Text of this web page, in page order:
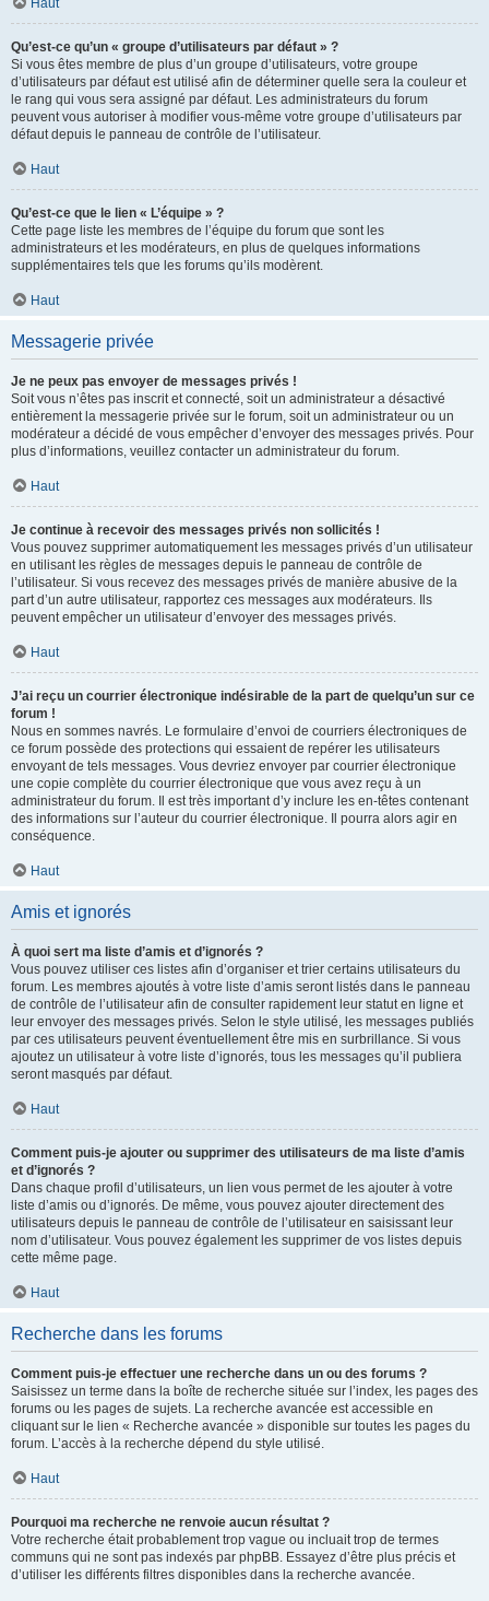
Haut
Qu’est-ce qu’un « groupe d’utilisateurs par défaut » ?
Si vous êtes membre de plus d’un groupe d’utilisateurs, votre groupe
d’utilisateurs par défaut est utilisé afin de déterminer quelle sera la couleur et
le rang qui vous sera assigné par défaut. Les administrateurs du forum
peuvent vous autoriser à modifier vous-même votre groupe d’utilisateurs par
défaut depuis le panneau de contrôle de l’utilisateur.
Haut
Qu’est-ce que le lien « L’équipe » ?
Cette page liste les membres de l’équipe du forum que sont les
administrateurs et les modérateurs, en plus de quelques informations
supplémentaires tels que les forums qu’ils modèrent.
Haut
Messagerie privée
Je ne peux pas envoyer de messages privés !
Soit vous n’êtes pas inscrit et connecté, soit un administrateur a désactivé
entièrement la messagerie privée sur le forum, soit un administrateur ou un
modérateur a décidé de vous empêcher d’envoyer des messages privés. Pour
plus d’informations, veuillez contacter un administrateur du forum.
Haut
Je continue à recevoir des messages privés non sollicités !
Vous pouvez supprimer automatiquement les messages privés d’un utilisateur
en utilisant les règles de messages depuis le panneau de contrôle de
l’utilisateur. Si vous recevez des messages privés de manière abusive de la
part d’un autre utilisateur, rapportez ces messages aux modérateurs. Ils
peuvent empêcher un utilisateur d’envoyer des messages privés.
Haut
J’ai reçu un courrier électronique indésirable de la part de quelqu’un sur ce
forum !
Nous en sommes navrés. Le formulaire d’envoi de courriers électroniques de
ce forum possède des protections qui essaient de repérer les utilisateurs
envoyant de tels messages. Vous devriez envoyer par courrier électronique
une copie complète du courrier électronique que vous avez reçu à un
administrateur du forum. Il est très important d’y inclure les en-têtes contenant
des informations sur l’auteur du courrier électronique. Il pourra alors agir en
conséquence.
Haut
Amis et ignorés
À quoi sert ma liste d’amis et d’ignorés ?
Vous pouvez utiliser ces listes afin d’organiser et trier certains utilisateurs du
forum. Les membres ajoutés à votre liste d’amis seront listés dans le panneau
de contrôle de l’utilisateur afin de consulter rapidement leur statut en ligne et
leur envoyer des messages privés. Selon le style utilisé, les messages publiés
par ces utilisateurs peuvent éventuellement être mis en surbrillance. Si vous
ajoutez un utilisateur à votre liste d’ignorés, tous les messages qu’il publiera
seront masqués par défaut.
Haut
Comment puis-je ajouter ou supprimer des utilisateurs de ma liste d’amis
et d’ignorés ?
Dans chaque profil d’utilisateurs, un lien vous permet de les ajouter à votre
liste d’amis ou d’ignorés. De même, vous pouvez ajouter directement des
utilisateurs depuis le panneau de contrôle de l’utilisateur en saisissant leur
nom d’utilisateur. Vous pouvez également les supprimer de vos listes depuis
cette même page.
Haut
Recherche dans les forums
Comment puis-je effectuer une recherche dans un ou des forums ?
Saisissez un terme dans la boîte de recherche située sur l’index, les pages des
forums ou les pages de sujets. La recherche avancée est accessible en
cliquant sur le lien « Recherche avancée » disponible sur toutes les pages du
forum. L’accès à la recherche dépend du style utilisé.
Haut
Pourquoi ma recherche ne renvoie aucun résultat ?
Votre recherche était probablement trop vague ou incluait trop de termes
communs qui ne sont pas indexés par phpBB. Essayez d’être plus précis et
d’utiliser les différents filtres disponibles dans la recherche avancée.